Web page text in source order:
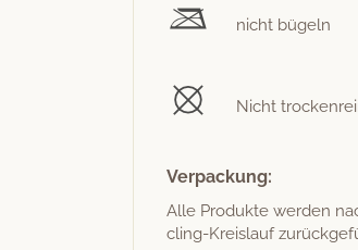
nicht bügeln
Nicht
Verpackung:
Alle Pro­duk­te wer­den
cling-Kreis­lauf